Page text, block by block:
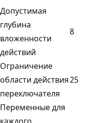
Допустимая
глубина
вложенности
действий
8
Ограничение
области действия
переключателя
25
Переменные для
каждого